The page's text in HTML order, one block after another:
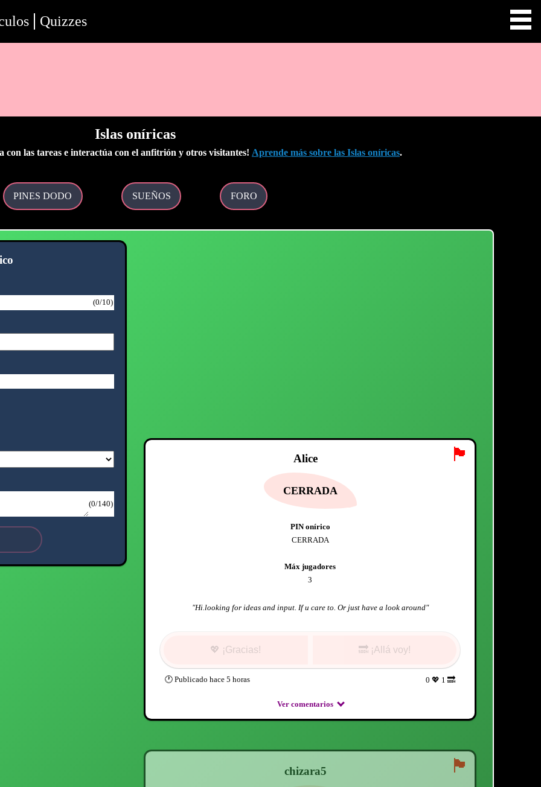
Quizzes
Islas oníricas
con las tareas e interactúa con el anfitrión y otros visitantes! Aprende más sobre las Islas oníricas.
PINES DODO SUEÑOS FORO
(0/10)
(0/140)
🏴
Alice
CERRADA
PIN onírico
CERRADA
Máx jugadores
3
"Hi.looking for ideas and input. If u care to. Or just have a look around"
💖 ¡Gracias! 🔜 ¡Allá voy!
🕐Publicado hace 5 horas 0 💖 1 🔜
Ver comentarios
🏴
chizara5